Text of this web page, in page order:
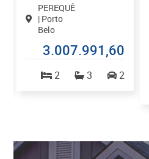
PEREQUÊ
| Porto
Belo
3.007.991,60
2 3 2